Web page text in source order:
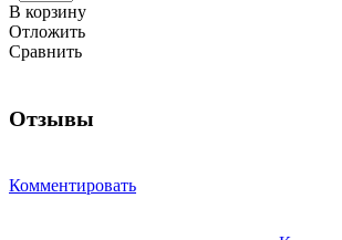
В корзину
Отложить
Сравнить
Отзывы
Комментировать